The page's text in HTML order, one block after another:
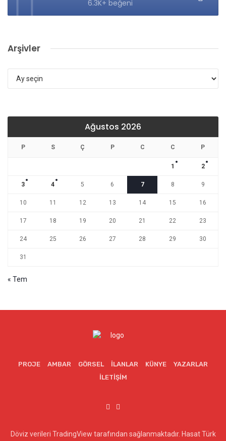
6.3K+ beğeni
Arşivler
Arşivler
Ağustos 2026
P S Ç P C C P
1 2
3 4 5 6 7 8 9
10 11 12 13 14 15 16
17 18 19 20 21 22 23
24 25 26 27 28 29 30
31
« Tem
PROJE AMBAR GÖRSEL İLANLAR KÜNYE
YAZARLAR
İLETIŞIM
Döviz verileri TradingView tarafından sağlanmaktadır. Hasat Türk